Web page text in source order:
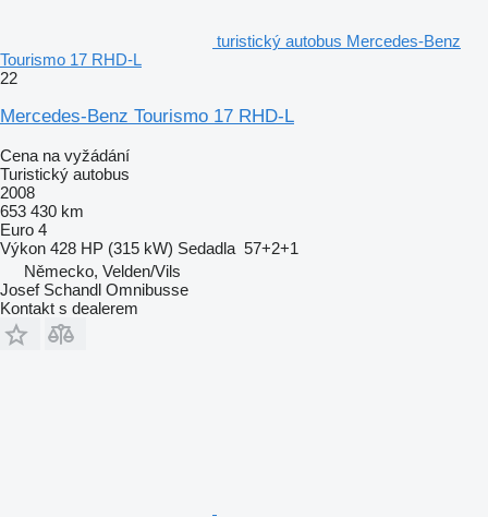
turistický autobus Mercedes-Benz
Tourismo 17 RHD-L
22
Mercedes-Benz Tourismo 17 RHD-L
Cena na vyžádání
Turistický autobus
2008
653 430 km
Euro 4
Výkon 428 HP (315 kW) Sedadla 57+2+1
Německo, Velden/Vils
Josef Schandl Omnibusse
Kontakt s dealerem